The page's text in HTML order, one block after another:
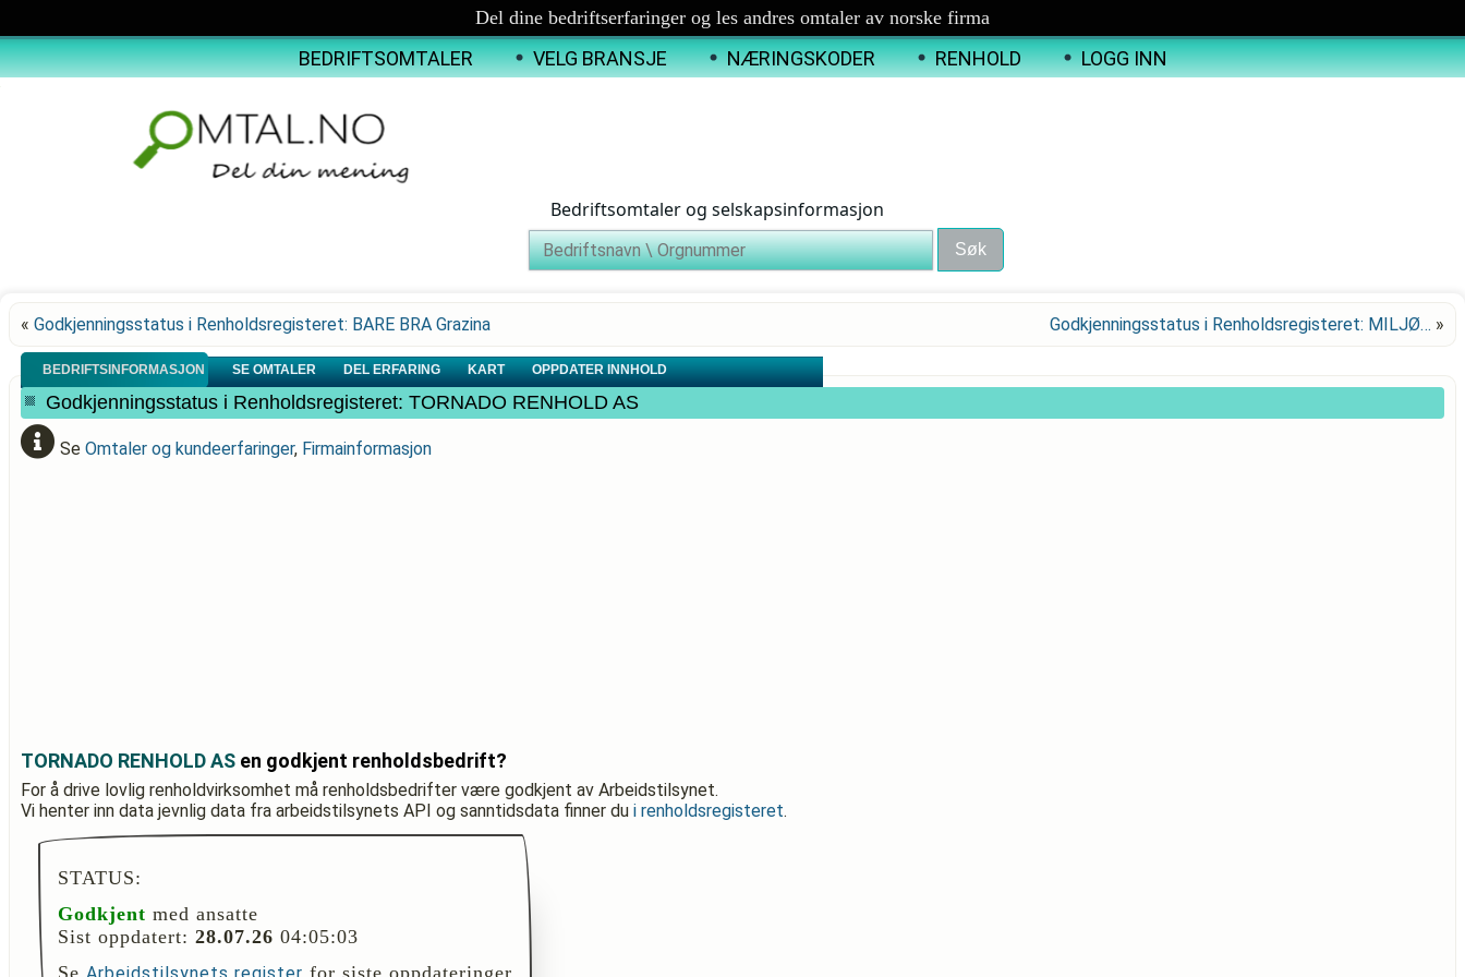
Del dine bedriftserfaringer og les andres omtaler av norske firma
BEDRIFTSOMTALER VELG BRANSJE NÆRINGSKODER RENHOLD LOGG INN
Bedriftsomtaler og selskapsinformasjon
« Godkjenningsstatus i Renholdsregisteret: BARE BRA Grazina Godkjenningsstatus i Renholdsregisteret: MILJØ… »
BEDRIFTSINFORMASJON SE OMTALER DEL ERFARING KART OPPDATER INNHOLD
Godkjenningsstatus i Renholdsregisteret: TORNADO RENHOLD AS
Se Omtaler og kundeerfaringer, Firmainformasjon
TORNADO RENHOLD AS en godkjent renholdsbedrift?
For å drive lovlig renholdvirksomhet må renholdsbedrifter være godkjent av Arbeidstilsynet.
Vi henter inn data jevnlig data fra arbeidstilsynets API og sanntidsdata finner du i renholdsregisteret.
STATUS:
Godkjent med ansatte
Sist oppdatert: 28.07.26 04:05:03
Se
for siste oppdateringer